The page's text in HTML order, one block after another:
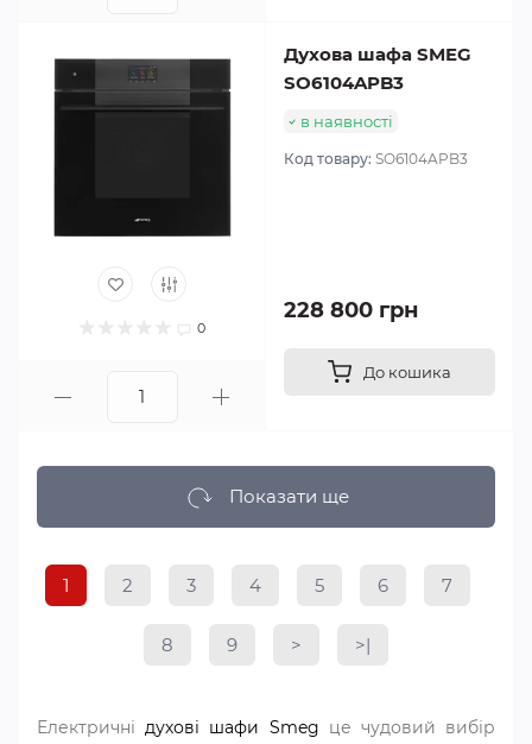
0
Духова шафа SMEG
SO6104APB3
в наявності
Код товару: SO6104APB3
228 800 грн
До кошика
Показати ще
1 2 3 4 5 6 7
8 9 > >|
Електричнідухові шафи Smeg це чудовий вибір